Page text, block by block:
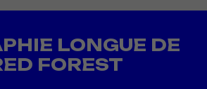
LONGUE DE
FOREST